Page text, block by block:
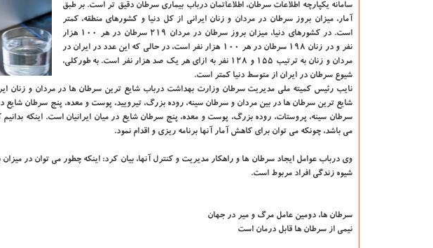
سامانه یکپارچه اطلاعات سرطان، اطلاعاتمان درباب بیماری سرطان دقیق تر است. بر طبق
آمار، میزان بروز سرطان در مردان و زنان ایرانی از کل دنیا و کشورهای منطقه، کمتر
است. در کشورهای دنیا، میزان بروز سرطان در مردان ۲۱۹ سرطان در هر ۱۰۰ هزار
نفر و در زنان ۱۹۸ سرطان در هر ۱۰۰ هزار نفر است، در حالی که این عدد در ایران در
مردان و زنان به ترتیب ۱۵۵ و ۱۲۸ نفر به ازای هر یک صد هزار نفر است. به طورکلی،
شیوع سرطان در ایران از متوسط دنیا کمتر است.
نایب رئیس کمیته ملی مدیریت سرطان وزارت بهداشت درباب شایع ترین سرطان ها در مردان و زنان
شایع ترین سرطان ها در بین مردان و سرطان سینه، روده بزرگ، تیرویید، پوست و معده، پنج سرطان شایع
سرطان سینه، پروستات، روده بزرگ، پوست و معده، پنج سرطان شایع در میان ایرانیان است. اینکه
می باشد، چونکه می توان برای کاهش آمار آنها برنامه ریزی و اقدام نمود.
وی درباب عوامل ایجاد سرطان ها و راهکار مدیریت و کنترل آنها، بیان کرد: اینکه چطور می توان در
شیوه زندگی افراد مربوط است.
سرطان ها، دومین عامل مرگ و میر در جهان
نیمی از سرطان ها قابل درمان است